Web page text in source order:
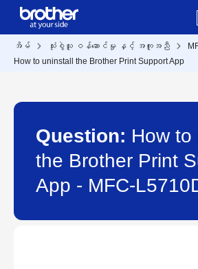
အိမ် သုံးစွဲသူ ဝန်ဆောင်မှု နှင့် အကူအညီ
How to uninstall the Brother Print Support App
Question: How to
the Brother Print
App - MFC-